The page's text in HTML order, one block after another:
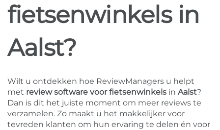
fietsenwinkels in
Aalst?
Wilt u ontdekken hoe ReviewManagers u helpt
met review software voor fietsenwinkels in Aalst?
Dan is dit het juiste moment om meer reviews te
verzamelen. Zo maakt u het makkelijker voor
tevreden klanten om hun ervaring te delen én voor